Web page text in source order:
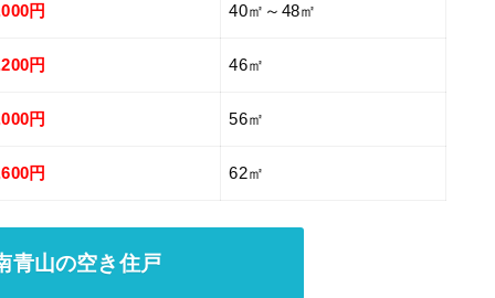
円 40㎡～48㎡
円 46㎡
円 56㎡
円 62㎡
青山の空き住戸